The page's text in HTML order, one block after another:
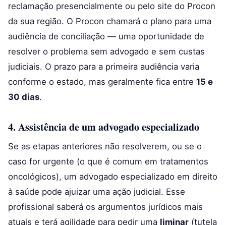
reclamação presencialmente ou pelo site do Procon
da sua região. O Procon chamará o plano para uma
audiência de conciliação — uma oportunidade de
resolver o problema sem advogado e sem custas
judiciais. O prazo para a primeira audiência varia
conforme o estado, mas geralmente fica entre 15 e
30 dias.
4. Assistência de um advogado especializado
Se as etapas anteriores não resolverem, ou se o
caso for urgente (o que é comum em tratamentos
oncológicos), um advogado especializado em direito
à saúde pode ajuizar uma ação judicial. Esse
profissional saberá os argumentos jurídicos mais
atuais e terá agilidade para pedir uma liminar (tutela